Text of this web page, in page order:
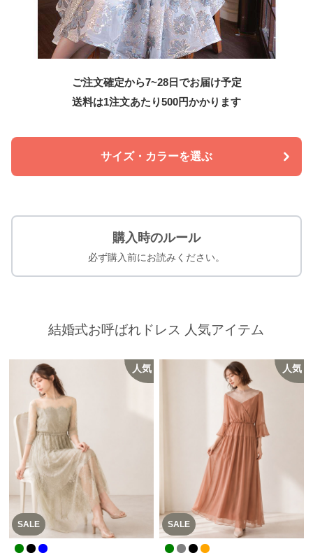
ご注文確定から7~28日でお届け予定
送料は1注文あたり500円かかります
サイズ・カラーを選ぶ
購入時のルール
必ず購入前にお読みください。
結婚式お呼ばれドレス 人気アイテム
SALE
人気
SALE
人気